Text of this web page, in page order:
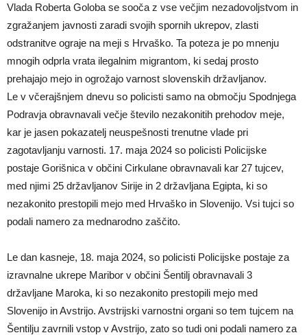
Vlada Roberta Goloba se sooča z vse večjim nezadovoljstvom in
zgražanjem javnosti zaradi svojih spornih ukrepov, zlasti
odstranitve ograje na meji s Hrvaško. Ta poteza je po mnenju
mnogih odprla vrata ilegalnim migrantom, ki sedaj prosto
prehajajo mejo in ogrožajo varnost slovenskih državljanov.
Le v včerajšnjem dnevu so policisti samo na območju Spodnjega
Podravja obravnavali večje število nezakonitih prehodov meje,
kar je jasen pokazatelj neuspešnosti trenutne vlade pri
zagotavljanju varnosti. 17. maja 2024 so policisti Policijske
postaje Gorišnica v občini Cirkulane obravnavali kar 27 tujcev,
med njimi 25 državljanov Sirije in 2 državljana Egipta, ki so
nezakonito prestopili mejo med Hrvaško in Slovenijo. Vsi tujci so
podali namero za mednarodno zaščito.
Le dan kasneje, 18. maja 2024, so policisti Policijske postaje za
izravnalne ukrepe Maribor v občini Šentilj obravnavali 3
državljane Maroka, ki so nezakonito prestopili mejo med
Slovenijo in Avstrijo. Avstrijski varnostni organi so tem tujcem na
Šentilju zavrnili vstop v Avstrijo, zato so tudi oni podali namero za